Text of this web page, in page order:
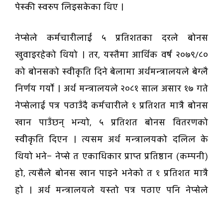
पेस्की स्वरुप लिइसकेका थिए ।
नेप्सेले कर्मचारीलाई ५ प्रतिशतका दरले बोनस
खुवाइरहेको थियो । तर, यस्तैमा आर्थिक वर्ष २०७९/८०
को बोनसको स्वीकृति दिने बेलामा अर्थमन्त्रालयले बेग्लै
निर्णय गर्यो । अर्थ मन्त्रालयले २०८१ साल असार १७ गते
नेप्सेलाई पत्र पठाउँदै कर्मचारीले १ प्रतिशत मात्रै बोनस
खान पाउँछन् भन्यो, ५ प्रतिशत बोनस वितरणको
स्वीकृति दिएन । त्यसम अर्थ मन्त्रालयको दलिल के
थियो भने– नेप्से त एकाधिकार प्राप्त प्रतिष्ठान (कम्पनी)
हो, त्यसैले बोनस खान पाइने भनेको त १ प्रतिशत मात्रै
हो । अर्थ मन्त्रालयले यस्तो पत्र पठाए पनि नेप्सेले